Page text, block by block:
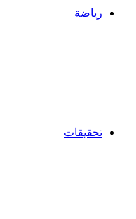
رياضة
تحقيقات